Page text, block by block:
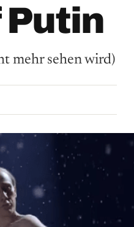
mehr sehen wird)